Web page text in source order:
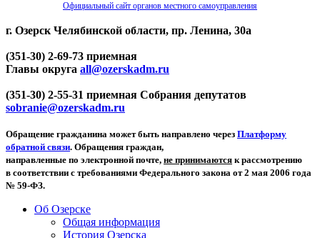
Официальный сайт органов местного самоуправления
г. Озерск Челябинской области, пр. Ленина, 30а
(351-30) 2-69-73 приемная
Главы округа all@ozerskadm.ru
(351-30) 2-55-31 приемная Собрания депутатов
sobranie@ozerskadm.ru
Обращение гражданина может быть направлено через Платформу
обратной связи. Обращения граждан,
направленные по электронной почте, не принимаются к рассмотрению
в соответствии с требованиями Федерального закона от 2 мая 2006 года
№ 59-ФЗ.
Об Озерске
Общая информация
История Озерска